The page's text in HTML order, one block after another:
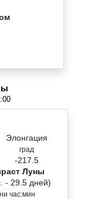
Элонгация
град
-217.5
Луны
- 29.5 дней)
час:мин